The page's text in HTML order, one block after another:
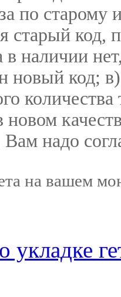
по старому
старый код,
в наличии
новый код;
новом
надо
на вашем
укладке